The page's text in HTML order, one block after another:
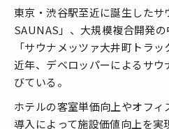
東京・渋谷駅至近に誕生した
SAUNAS」、大規模複合開発
「サウナメッツァ大井町トラッ
近年、デベロッパーによるサ
びている。
ホテルの客室単価向上やオフィ
導入によって施設価値向上を実